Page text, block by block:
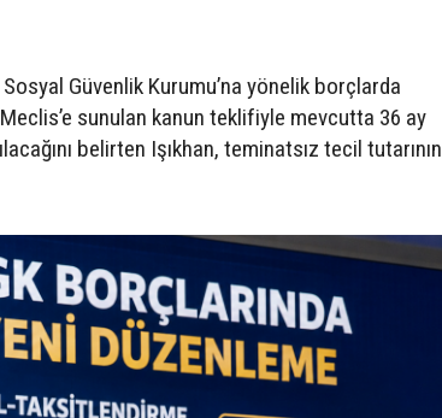
Güvenlik Kurumu’na yönelik borçlarda
Meclis’e sunulan kanun teklifiyle mevcutta 36 ay
belirten Işıkhan, teminatsız tecil tutarının